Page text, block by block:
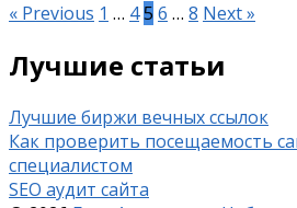
« Previous 1 … 45 6 … 8 Next »
Лучшие статьи
Лучшие биржи вечных ссылок
Как проверить посещаемость
специалистом
SEO аудит сайта